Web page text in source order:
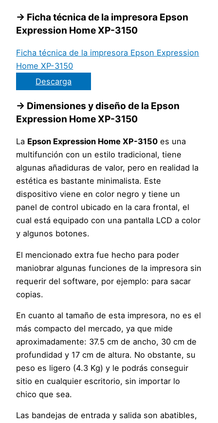
→ Ficha técnica de la impresora Epson
Expression Home XP-3150
Ficha técnica de la impresora Epson Expression
Home XP-3150
Descarga
→ Dimensiones y diseño de la Epson
Expression Home XP-3150
La Epson Expression Home XP-3150 es una
multifunción con un estilo tradicional, tiene
algunas añadiduras de valor, pero en realidad la
estética es bastante minimalista. Este
dispositivo viene en color negro y tiene un
panel de control ubicado en la cara frontal, el
cual está equipado con una pantalla LCD a color
y algunos botones.
El mencionado extra fue hecho para poder
maniobrar algunas funciones de la impresora sin
requerir del software, por ejemplo: para sacar
copias.
En cuanto al tamaño de esta impresora, no es el
más compacto del mercado, ya que mide
aproximadamente: 37.5 cm de ancho, 30 cm de
profundidad y 17 cm de altura. No obstante, su
peso es ligero (4.3 Kg) y le podrás conseguir
sitio en cualquier escritorio, sin importar lo
chico que sea.
Las bandejas de entrada y salida son abatibles,